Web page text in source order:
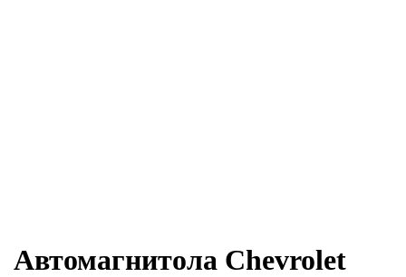
Автомагнитола Chevrolet